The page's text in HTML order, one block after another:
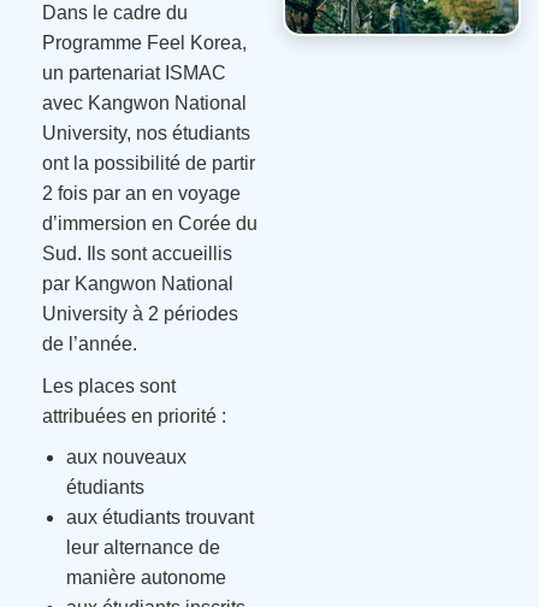
Dans le cadre du
Programme Feel Korea,
un partenariat ISMAC
avec Kangwon National
University, nos étudiants
ont la possibilité de partir
2 fois par an en voyage
d’immersion en Corée du
Sud. Ils sont accueillis
par Kangwon National
University à 2 périodes
de l’année.
Les places sont
attribuées en priorité :
aux nouveaux
étudiants
aux étudiants trouvant
leur alternance de
manière autonome